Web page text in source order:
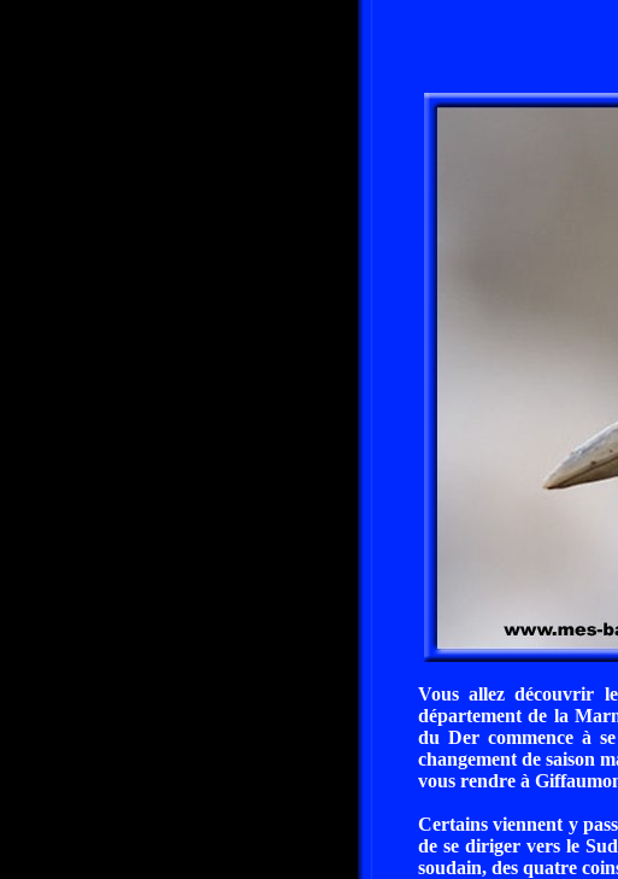
Vous allez découvrir
département de la
du Der commence à
changement de saison
vous rendre à
Certains viennent y
de se diriger vers le
soudain, des quatre